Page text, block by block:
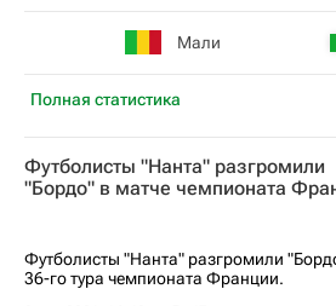
Полная статистика
Мали
Футболисты "Нанта" разгромили
"Бордо" в матче чемпионата
Футболисты "Нанта" разгромили
36-го тура чемпионата Франции.